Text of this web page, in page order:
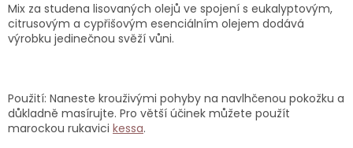
Mix za studena lisovaných olejů ve spojení s eukalyptovým,
citrusovým a cypřišovým esenciálním olejem dodává
výrobku jedinečnou svěží vůni.
Použití: Naneste krouživými pohyby na navlhčenou pokožku a
důkladně masírujte. Pro větší účinek můžete použít
marockou rukavici kessa.